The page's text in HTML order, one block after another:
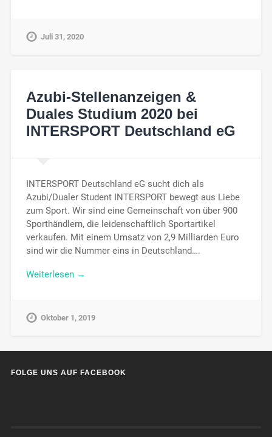
Juli 31, 2020
Azubi-Stellenanzeigen &
Duales Studium 2020 bei
INTERSPORT Deutschland eG
INTERSPORT Deutschland eG sucht dich als
Azubi/Dualer Student INTERSPORT bewegt aus Liebe
zum Sport. Wir sind eine Gemeinschaft von über 900
Sporthändlern, die leidenschaftlich Sportartikel
verkaufen. Mit einem Umsatz von 2,9 Milliarden Euro
sind wir die Nummer eins in Deutschland….
Weiterlesen →
Oktober 1, 2019
FOLGE UNS AUF FACEBOOK